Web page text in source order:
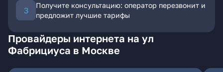
Получите консультацию: оператор перезвонит и
предложит лучшие тарифы
Провайдеры интернета на ул
Фабрициуса в Москве